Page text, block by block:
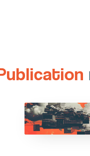
TRANSFORM TO